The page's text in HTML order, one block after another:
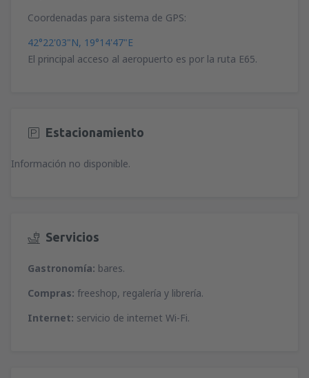
Coordenadas para sistema de GPS:
42°22'03"N, 19°14'47"E
El principal acceso al aeropuerto es por la ruta E65.
Estacionamiento
Información no disponible.
Servicios
Gastronomía: bares.
Compras: freeshop, regalería y librería.
Internet: servicio de internet Wi-Fi.